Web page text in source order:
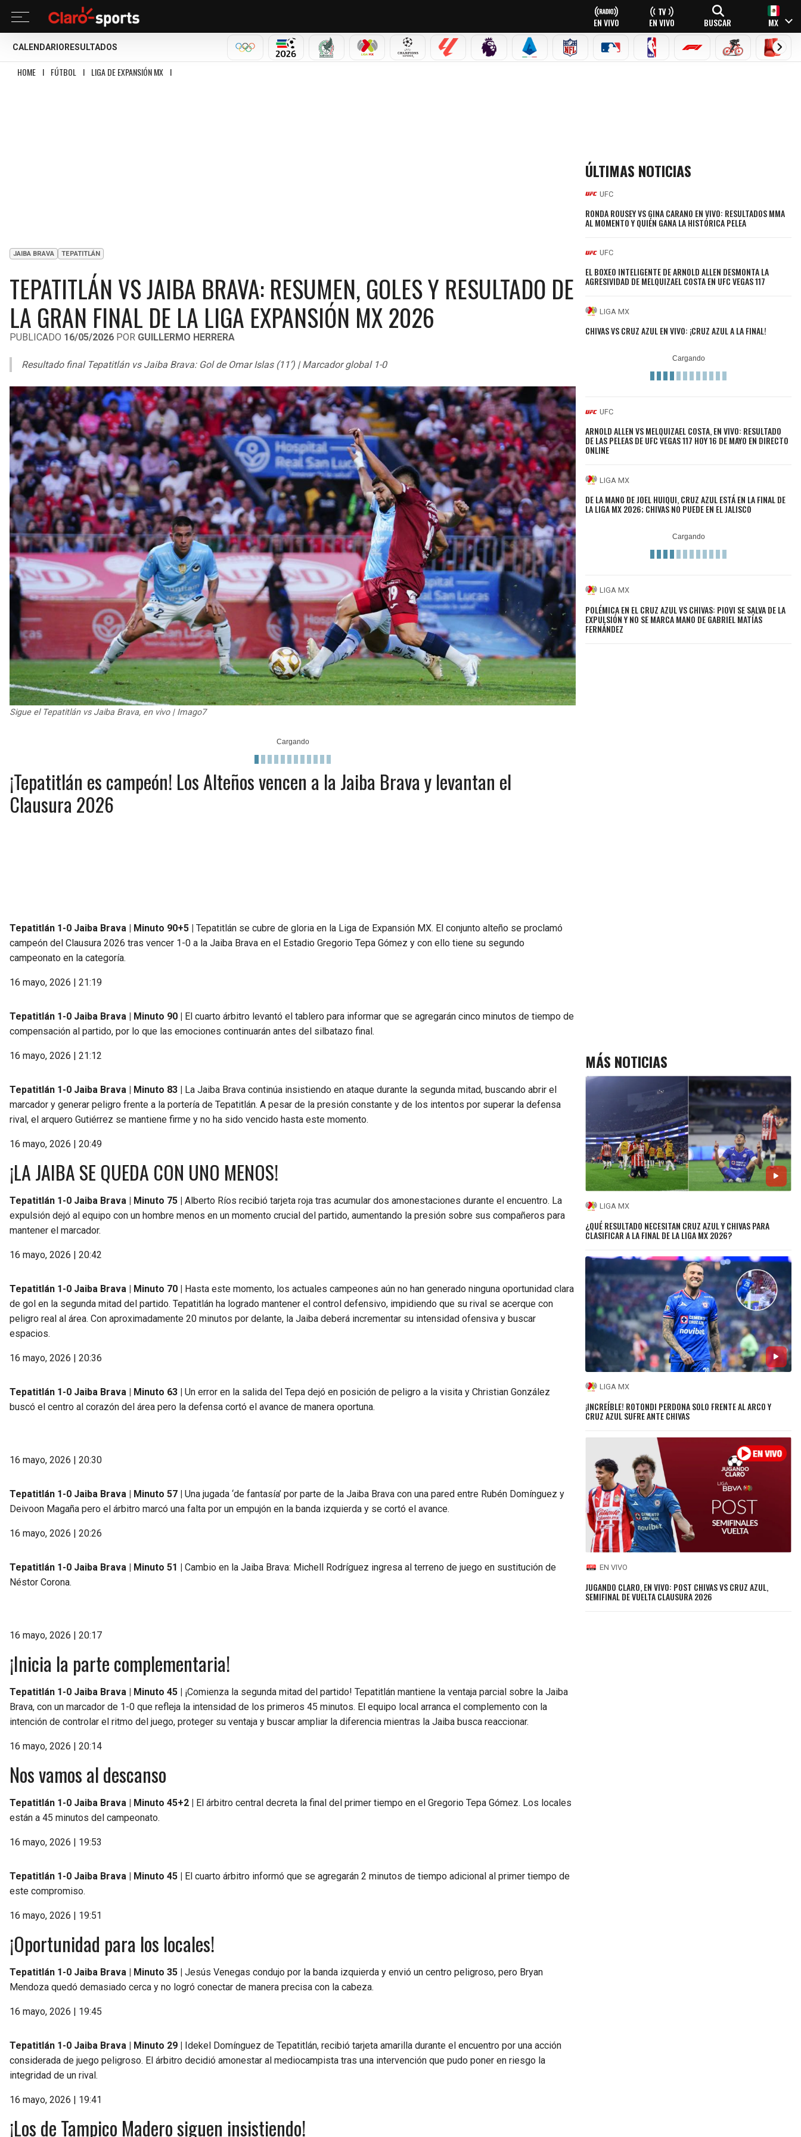
EN VIVO EN VIVO BUSCAR MX
CALENDARIO RESULTADOS
OLÍMPICOSMUNDIAL 2026SELECCIÓN MEXICANA
LIGA MX CHAMPIONS LEAGUE
LALIGA PREMIER LEAGUE
SERIE A NFL MLB NBA FÓRMULA 1CICLISMOBOXEO
HOME I FÚTBOL I LIGA DE EXPANSIÓN MX I
JAIBA BRAVA TEPATITLÁN
TEPATITLÁN VS JAIBA BRAVA: RESUMEN, GOLES Y RESULTADO DE
LA GRAN FINAL DE LA LIGA EXPANSIÓN MX 2026
PUBLICADO 16/05/2026 POR GUILLERMO HERRERA
Resultado final Tepatitlán vs Jaiba Brava: Gol de Omar Islas (11’) | Marcador global 1-0
Sigue el Tepatitlán vs Jaiba Brava, en vivo | Imago7
¡Tepatitlán es campeón! Los Alteños vencen a la Jaiba Brava y levantan el
Clausura 2026
Tepatitlán 1-0 Jaiba Brava | Minuto 90+5 | Tepatitlán se cubre de gloria en la Liga de Expansión MX. El conjunto alteño se proclamó
campeón del Clausura 2026 tras vencer 1-0 a la Jaiba Brava en el Estadio Gregorio Tepa Gómez y con ello tiene su segundo
campeonato en la categoría.
16 mayo, 2026 | 21:19
Tepatitlán 1-0 Jaiba Brava | Minuto 90 | El cuarto árbitro levantó el tablero para informar que se agregarán cinco minutos de tiempo de
compensación al partido, por lo que las emociones continuarán antes del silbatazo final.
16 mayo, 2026 | 21:12
Tepatitlán 1-0 Jaiba Brava | Minuto 83 | La Jaiba Brava continúa insistiendo en ataque durante la segunda mitad, buscando abrir el
marcador y generar peligro frente a la portería de Tepatitlán. A pesar de la presión constante y de los intentos por superar la defensa
rival, el arquero Gutiérrez se mantiene firme y no ha sido vencido hasta este momento.
16 mayo, 2026 | 20:49
¡LA JAIBA SE QUEDA CON UNO MENOS!
Tepatitlán 1-0 Jaiba Brava | Minuto 75 | Alberto Ríos recibió tarjeta roja tras acumular dos amonestaciones durante el encuentro. La
expulsión dejó al equipo con un hombre menos en un momento crucial del partido, aumentando la presión sobre sus compañeros para
mantener el marcador.
16 mayo, 2026 | 20:42
Tepatitlán 1-0 Jaiba Brava | Minuto 70 | Hasta este momento, los actuales campeones aún no han generado ninguna oportunidad clara
de gol en la segunda mitad del partido. Tepatitlán ha logrado mantener el control defensivo, impidiendo que su rival se acerque con
peligro real al área. Con aproximadamente 20 minutos por delante, la Jaiba deberá incrementar su intensidad ofensiva y buscar
espacios.
16 mayo, 2026 | 20:36
Tepatitlán 1-0 Jaiba Brava | Minuto 63 | Un error en la salida del Tepa dejó en posición de peligro a la visita y Christian González
buscó el centro al corazón del área pero la defensa cortó el avance de manera oportuna.
16 mayo, 2026 | 20:30
Tepatitlán 1-0 Jaiba Brava | Minuto 57 | Una jugada ‘de fantasía’ por parte de la Jaiba Brava con una pared entre Rubén Domínguez y
Deivoon Magaña pero el árbitro marcó una falta por un empujón en la banda izquierda y se cortó el avance.
16 mayo, 2026 | 20:26
Tepatitlán 1-0 Jaiba Brava | Minuto 51 | Cambio en la Jaiba Brava: Michell Rodríguez ingresa al terreno de juego en sustitución de
Néstor Corona.
16 mayo, 2026 | 20:17
¡Inicia la parte complementaria!
Tepatitlán 1-0 Jaiba Brava | Minuto 45 | ¡Comienza la segunda mitad del partido! Tepatitlán mantiene la ventaja parcial sobre la Jaiba
Brava, con un marcador de 1-0 que refleja la intensidad de los primeros 45 minutos. El equipo local arranca el complemento con la
intención de controlar el ritmo del juego, proteger su ventaja y buscar ampliar la diferencia mientras la Jaiba busca reaccionar.
16 mayo, 2026 | 20:14
Nos vamos al descanso
Tepatitlán 1-0 Jaiba Brava | Minuto 45+2 | El árbitro central decreta la final del primer tiempo en el Gregorio Tepa Gómez. Los locales
están a 45 minutos del campeonato.
16 mayo, 2026 | 19:53
Tepatitlán 1-0 Jaiba Brava | Minuto 45 | El cuarto árbitro informó que se agregarán 2 minutos de tiempo adicional al primer tiempo de
este compromiso.
16 mayo, 2026 | 19:51
¡Oportunidad para los locales!
Tepatitlán 1-0 Jaiba Brava | Minuto 35 | Jesús Venegas condujo por la banda izquierda y envió un centro peligroso, pero Bryan
Mendoza quedó demasiado cerca y no logró conectar de manera precisa con la cabeza.
16 mayo, 2026 | 19:45
Tepatitlán 1-0 Jaiba Brava | Minuto 29 | Idekel Domínguez de Tepatitlán, recibió tarjeta amarilla durante el encuentro por una acción
considerada de juego peligroso. El árbitro decidió amonestar al mediocampista tras una intervención que pudo poner en riesgo la
integridad de un rival.
16 mayo, 2026 | 19:41
¡Los de Tampico Madero siguen insistiendo!
ÚLTIMAS NOTICIAS
UFC
RONDA ROUSEY VS GINA CARANO EN VIVO: RESULTADOS MMA
AL MOMENTO Y QUIÉN GANA LA HISTÓRICA PELEA
UFC
EL BOXEO INTELIGENTE DE ARNOLD ALLEN DESMONTA LA
AGRESIVIDAD DE MELQUIZAEL COSTA EN UFC VEGAS 117
LIGA MX
CHIVAS VS CRUZ AZUL EN VIVO: ¡CRUZ AZUL A LA FINAL!
UFC
ARNOLD ALLEN VS MELQUIZAEL COSTA, EN VIVO: RESULTADO
DE LAS PELEAS DE UFC VEGAS 117 HOY 16 DE MAYO EN DIRECTO
ONLINE
LIGA MX
DE LA MANO DE JOEL HUIQUI, CRUZ AZUL ESTÁ EN LA FINAL DE
LA LIGA MX 2026; CHIVAS NO PUEDE EN EL JALISCO
LIGA MX
POLÉMICA EN EL CRUZ AZUL VS CHIVAS: PIOVI SE SALVA DE LA
EXPULSIÓN Y NO SE MARCA MANO DE GABRIEL MATÍAS
FERNÁNDEZ
MÁS NOTICIAS
LIGA MX
¿QUÉ RESULTADO NECESITAN CRUZ AZUL Y CHIVAS PARA
CLASIFICAR A LA FINAL DE LA LIGA MX 2026?
LIGA MX
¡INCREÍBLE! ROTONDI PERDONA SOLO FRENTE AL ARCO Y
CRUZ AZUL SUFRE ANTE CHIVAS
EN VIVO
JUGANDO CLARO, EN VIVO: POST CHIVAS VS CRUZ AZUL,
SEMIFINAL DE VUELTA CLAUSURA 2026